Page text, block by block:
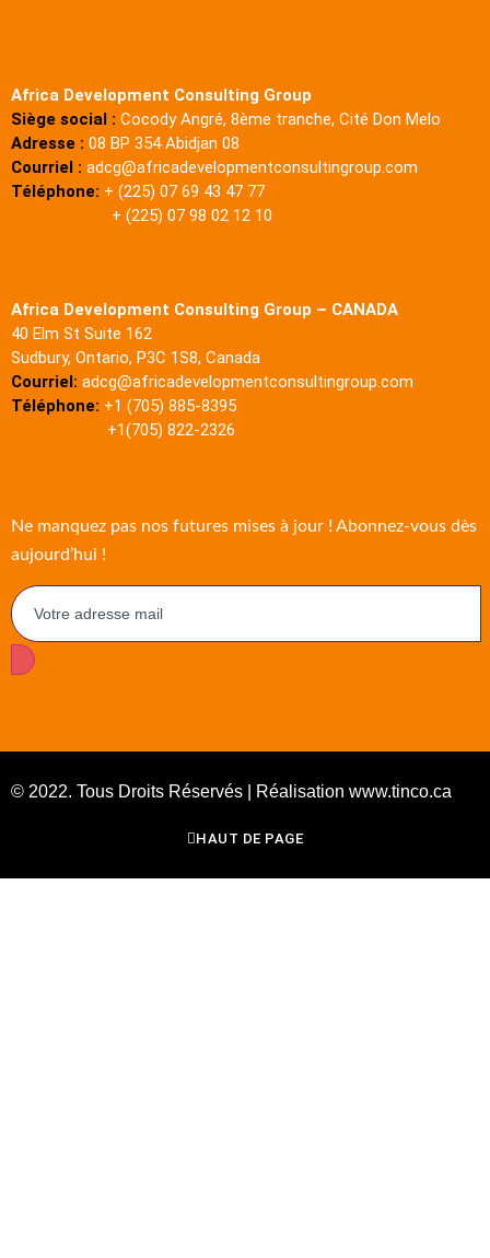
Africa Development Consulting Group
Siège social : Cocody Angré, 8ème tranche, Cité Don Melo
Adresse : 08 BP 354 Abidjan 08
Courriel : adcg@africadevelopmentconsultingroup.com
Téléphone: + (225) 07 69 43 47 77
+ (225) 07 98 02 12 10
Africa Development Consulting Group – CANADA
40 Elm St Suite 162
Sudbury, Ontario, P3C 1S8, Canada
Courriel: adcg@africadevelopmentconsultingroup.com
Téléphone: +1 (705) 885-8395
+1(705) 822-2326
Ne manquez pas nos futures mises à jour ! Abonnez-vous dès
aujourd’hui !
© 2022. Tous Droits Réservés | Réalisation www.tinco.ca
HAUT DE PAGE